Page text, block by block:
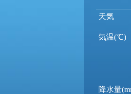
天気
気温(℃)
降水量